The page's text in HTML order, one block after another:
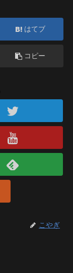
はてブ
コピー
こやぎ